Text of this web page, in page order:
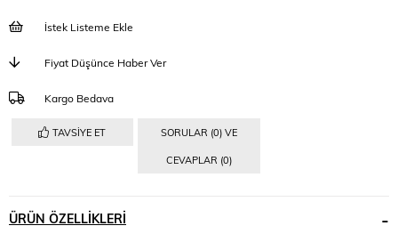
İstek Listeme Ekle
Fiyat Düşünce Haber Ver
Kargo Bedava
TAVSIYE ET SORULAR (0) VE
CEVAPLAR (0)
ÜRÜN ÖZELLIKLERI